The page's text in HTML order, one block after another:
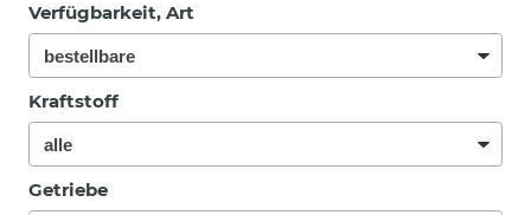
Verfügbarkeit, Art
Kraftstoff
Getriebe